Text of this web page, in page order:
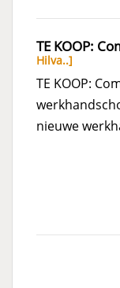
TE KOOP:
Hilva..]
TE KOOP:
nieuwe